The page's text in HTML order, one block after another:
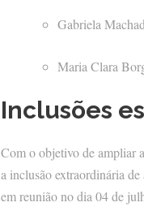
Gabriela
Maria Clara
Inclusões
Com o objetivo de ampliar
a inclusão extraordinária de
em reunião no dia 04 de